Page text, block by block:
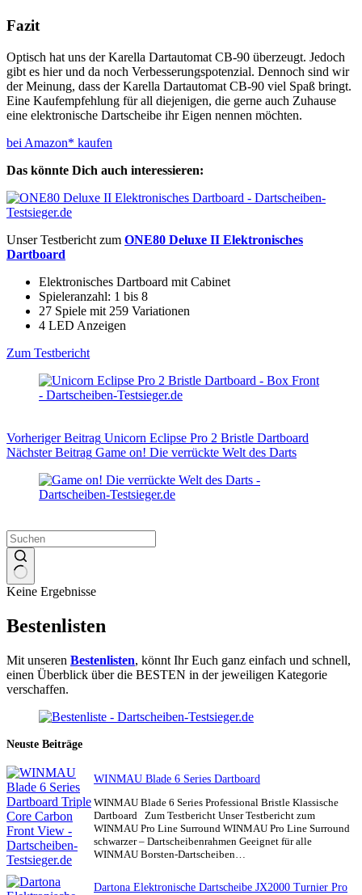
Fazit
Optisch hat uns der Karella Dartautomat CB-90 überzeugt. Jedoch
gibt es hier und da noch Verbesserungspotenzial. Dennoch sind wir
der Meinung, dass der Karella Dartautomat CB-90 viel Spaß bringt.
Eine Kaufempfehlung für all diejenigen, die gerne auch Zuhause
eine elektronische Dartscheibe ihr Eigen nennen möchten.
bei Amazon* kaufen
Das könnte Dich auch interessieren:
Unser Testbericht zum ONE80 Deluxe II Elektronisches
Dartboard
Elektronisches Dartboard mit Cabinet
Spieleranzahl: 1 bis 8
27 Spiele mit 259 Variationen
4 LED Anzeigen
Zum Testbericht
VorherigerBeitrag Unicorn Eclipse Pro 2 Bristle Dartboard
NächsterBeitrag Game on! Die verrückte Welt des Darts
Keine Ergebnisse
Bestenlisten
Mit unseren Bestenlisten, könnt Ihr Euch ganz einfach und schnell,
einen Überblick über die BESTEN in der jeweiligen Kategorie
verschaffen.
Neuste Beiträge
WINMAU Blade 6 Series Dartboard
WINMAU Blade 6 Series Professional Bristle Klassische
Dartboard Zum Testbericht Unser Testbericht zum
WINMAU Pro Line Surround WINMAU Pro Line Surround
schwarzer – Dartscheibenrahmen Geeignet für alle
WINMAU Borsten-Dartscheiben…
Dartona Elektronische Dartscheibe JX2000 Turnier Pro